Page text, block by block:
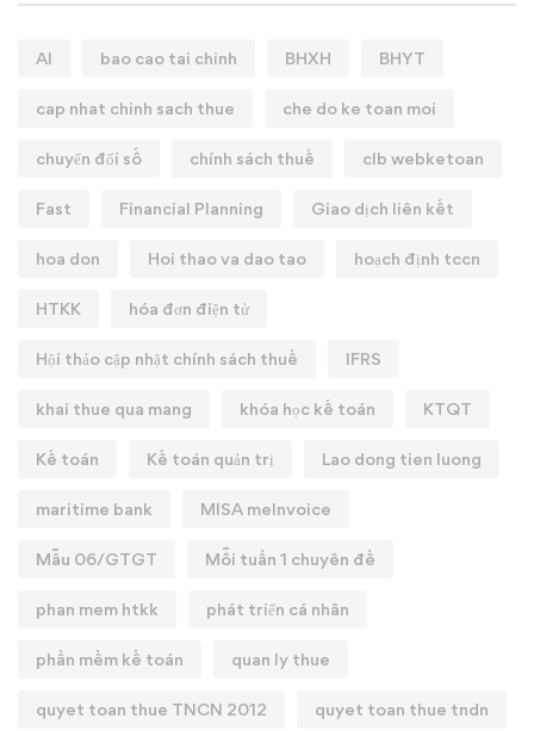
AI bao cao tai chinh BHXH BHYT
cap nhat chinh sach thue che do ke toan moi
chuyển đổi số chính sách thuế clb webketoan
Fast Financial Planning Giao dịch liên kết
hoa don Hoi thao va dao tao hoạch định tccn
HTKK hóa đơn điện tử
Hội thảo cập nhật chính sách thuế IFRS
khai thue qua mang khóa học kế toán KTQT
Kế toán Kế toán quản trị Lao dong tien luong
maritime bank MISA meInvoice
Mẫu 06/GTGT Mỗi tuần 1 chuyên đề
phan mem htkk phát triển cá nhân
phần mềm kế toán quan ly thue
quyet toan thue TNCN 2012 quyet toan thue tndn